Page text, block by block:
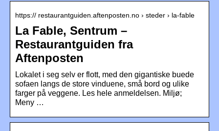
https:// restaurantguiden.aftenposten.no › steder › la-fable
La Fable, Sentrum –
Restaurantguiden fra
Aftenposten
Lokalet i seg selv er flott, med den gigantiske buede
sofaen langs de store vinduene, små bord og ulike
farger på veggene. Les hele anmeldelsen. Miljø;
Meny …